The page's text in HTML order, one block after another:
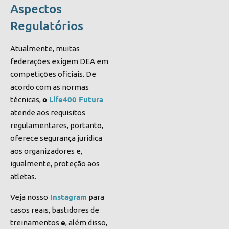
Aspectos
Regulatórios
Atualmente, muitas
federações exigem DEA em
competições oficiais. De
acordo com as normas
técnicas,o Life400 Futura
atende aos requisitos
regulamentares, portanto,
oferece segurança jurídica
aos organizadores e,
igualmente, proteção aos
atletas.
Veja nosso Instagram para
casos reais, bastidores de
treinamentos e, além disso,